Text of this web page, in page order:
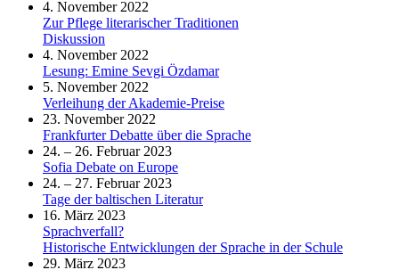
4. November 2022
Zur Pflege literarischer Traditionen
Diskussion
4. November 2022
Lesung: Emine Sevgi Özdamar
5. November 2022
Verleihung der Akademie-Preise
23. November 2022
Frankfurter Debatte über die Sprache
24. – 26. Februar 2023
Sofia Debate on Europe
24. – 27. Februar 2023
Tage der baltischen Literatur
16. März 2023
Sprachverfall?
Historische Entwicklungen der Sprache in der Schule
29. März 2023